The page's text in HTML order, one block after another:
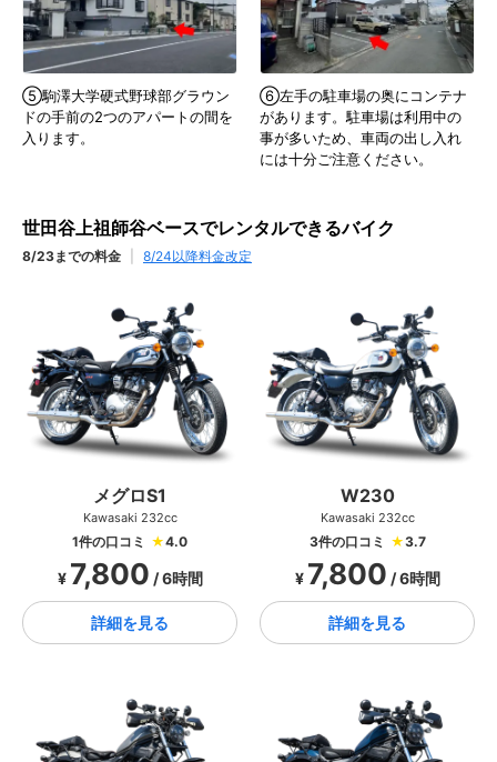
⑤駒澤大学硬式野球部グラウン
ドの手前の2つのアパートの間を
入ります。
⑥左手の駐車場の奥にコンテナ
があります。駐車場は利用中の
事が多いため、車両の出し入れ
には十分ご注意ください。
世田谷上祖師谷ベースでレンタルできるバイク
8/23までの料金 8/24以降料金改定
メグロS1
Kawasaki 232cc
1件の口コミ ★4.0
¥ 7,800 / 6時間
詳細を見る
W230
Kawasaki 232cc
3件の口コミ ★3.7
¥ 7,800 / 6時間
詳細を見る